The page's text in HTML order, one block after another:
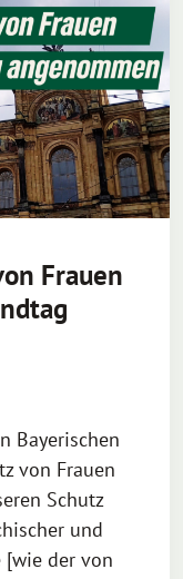
Frauen
Bayerischen
von Frauen
Schutz
und
[wie der von